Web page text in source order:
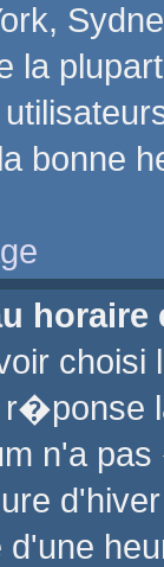
la
bonne
horaire
choisi
n'a